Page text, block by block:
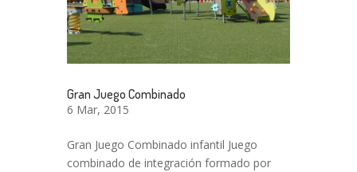
Gran Juego Combinado
6 Mar, 2015
Gran Juego Combinado infantil Juego
combinado de integración formado por